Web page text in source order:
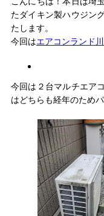
たダイキン製ハウジン
たします。
今回はエアコンランド
今回は２台マルチエア
はどちらも経年のため